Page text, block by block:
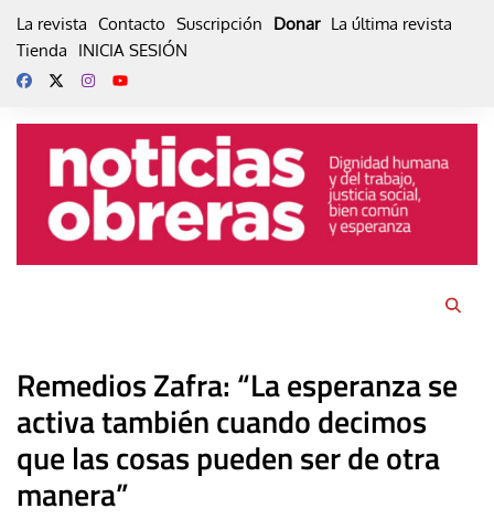
La revista Contacto Suscripción Donar La última revista
Tienda
INICIA SESIÓN
Remedios Zafra: “La esperanza se
activa también cuando decimos
que las cosas pueden ser de otra
manera”